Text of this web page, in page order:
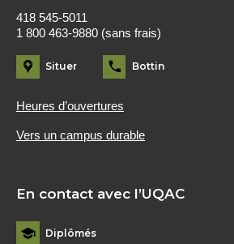
418 545-5011
1 800 463-9880 (sans frais)
Situer Bottin
Heures d’ouvertures
Vers un campus durable
En contact avec l’UQAC
Diplômés